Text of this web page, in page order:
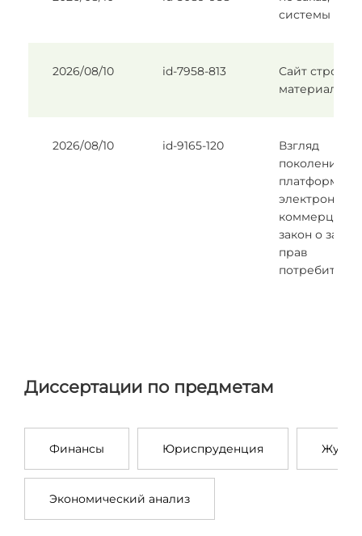
системы
2026/08/10 id-7958-813
Сайт строй
материалов
2026/08/10 id-9165-120
Взгляд
поколения Z
платформы
электронной
коммерции и
закон о
прав
Диссертации по предметам
Финансы Юриспруденция
Экономический анализ